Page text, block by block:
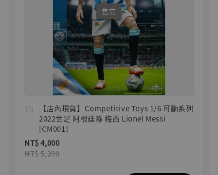
售完
【店內現貨】Competitive Toys 1/6 可動系列
2022世足 阿根廷隊 梅西 Lionel Messi
[CM001]
NT$ 4,000
NT$ 5,200